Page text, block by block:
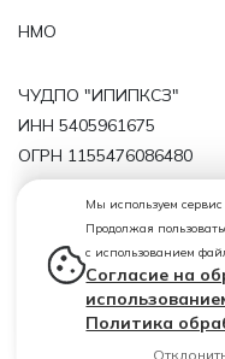
Мы используем
Продолжая
с использованием
Согласие на
Политика
НМО
ЧУДПО "ИПИПКСЗ"
ИНН 5405961675
ОГРН 1155476086480
Политика обработки
Лицензия от
(регистрационный
54/00209772)